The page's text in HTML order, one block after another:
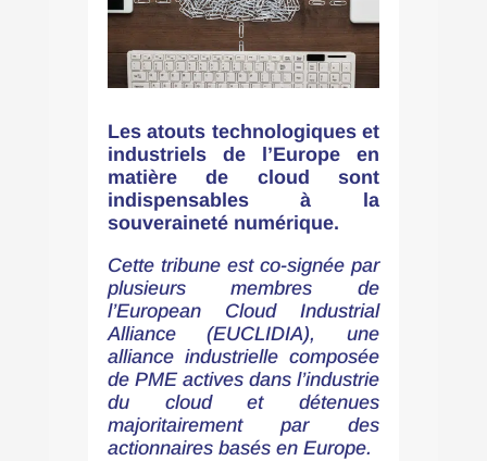
Les atouts technologiques et
industriels de l’Europe en
matière de cloud sont
indispensables à la
souveraineté numérique.
Cette tribune est co-signée par
plusieurs membres de
l’European Cloud Industrial
Alliance (EUCLIDIA), une
alliance industrielle composée
de PME actives dans l’industrie
du cloud et détenues
majoritairement par des
actionnaires basés en Europe.